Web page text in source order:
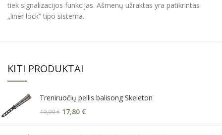
tiek signalizacijos funkcijas. Ašmenų užraktas yra patikrintas
„liner lock“ tipo sistema.
KITI PRODUKTAI
Treniruočių peilis balisong Skeleton
19,99€ 17,80 €